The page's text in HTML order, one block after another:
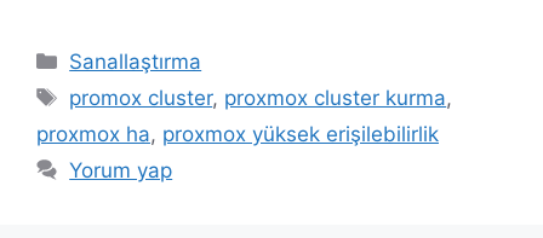
Kategoriler
Sanallaştırma
Etiketler
promox cluster, proxmox cluster kurma,
proxmox ha, proxmox yüksek erişilebilirlik
Yorum yap